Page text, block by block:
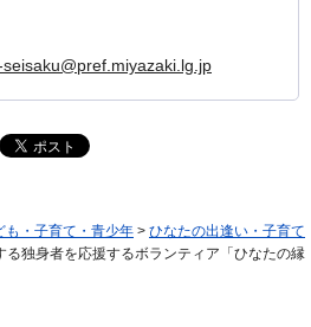
も・子育て・青少年 > ひなたの出逢い・子育て
る独身者を応援するボランティア「ひなたの縁